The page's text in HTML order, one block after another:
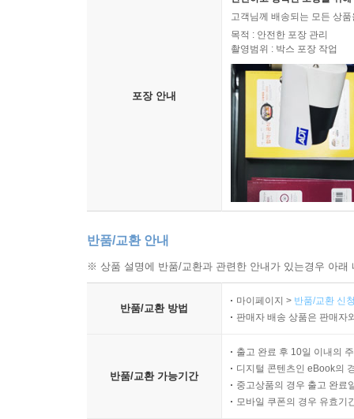
포장 안내
고객님께 배송되는 모든 상
목적 : 안전한 포장 관리
촬영범위 : 박스 포장 작업
반품/교환 안내
※ 상품 설명에 반품/교환과 관련한 안내가 있는경우 아
반품/교환 방법
마이페이지 > 반품/교환 신
판매자 배송 상품은 판매자
반품/교환 가능기간
출고 완료 후 10일 이내의
디지털 콘텐츠인 eBook의
중고상품의 경우 출고 완료
모바일 쿠폰의 경우 유효기